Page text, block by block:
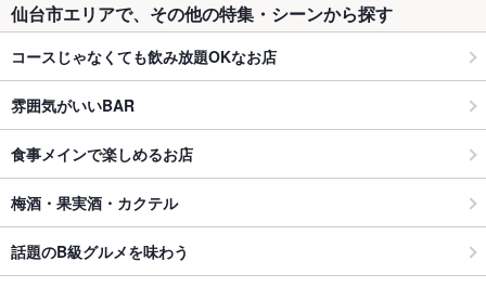
仙台市エリアで、その他の特集・シーンから探す
コースじゃなくても飲み放題OKなお店
雰囲気がいいBAR
食事メインで楽しめるお店
梅酒・果実酒・カクテル
話題のB級グルメを味わう